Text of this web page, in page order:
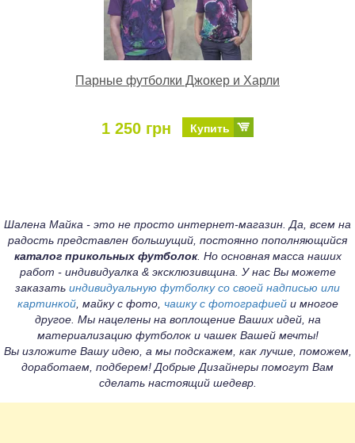
Парные футболки Джокер и Харли
1 250 грн Купить
Шалена Майка - это не просто интернет-магазин. Да, всем на
радость представлен большущий, постоянно пополняющийся
каталог прикольных футболок. Но основная масса наших
работ - индивидуалка & эксклюзивщина. У нас Вы можете
заказать индивидуальную футболку со своей надписью или
картинкой, майку с фото, чашку с фотографиейи многое
другое. Мы нацелены на воплощение Ваших идей, на
материализацию футболок и чашек Вашей мечты!
Вы изложите Вашу идею, а мы подскажем, как лучше, поможем,
доработаем, подберем! Добрые Дизайнеры помогут Вам
сделать настоящий шедевр.